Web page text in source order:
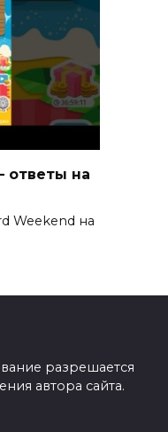
ответы на
Weekend на
разрешается
автора сайта.